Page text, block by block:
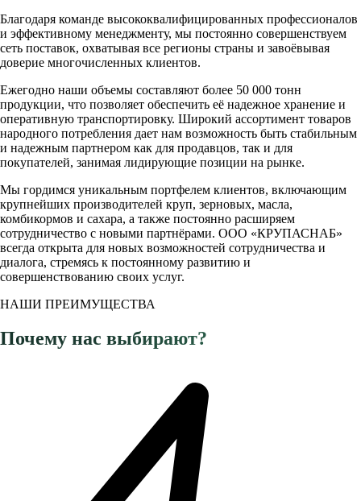
Благодаря команде высококвалифицированных профессионалов
и эффективному менеджменту, мы постоянно совершенствуем
сеть поставок, охватывая все регионы страны и завоёвывая
доверие многочисленных клиентов.
Ежегодно наши объемы составляют более 50 000 тонн
продукции, что позволяет обеспечить её надежное хранение и
оперативную транспортировку. Широкий ассортимент товаров
народного потребления дает нам возможность быть стабильным
и надежным партнером как для продавцов, так и для
покупателей, занимая лидирующие позиции на рынке.
Мы гордимся уникальным портфелем клиентов, включающим
крупнейших производителей круп, зерновых, масла,
комбикормов и сахара, а также постоянно расширяем
сотрудничество с новыми партнёрами. ООО «КРУПАСНАБ»
всегда открыта для новых возможностей сотрудничества и
диалога, стремясь к постоянному развитию и
совершенствованию своих услуг.
НАШИ ПРЕИМУЩЕСТВА
Почему нас выбирают?